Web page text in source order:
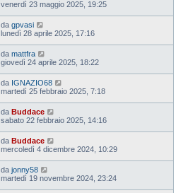
venerdì 23 maggio 2025, 19:25
da gpvasi
lunedì 28 aprile 2025, 17:16
da mattfra
giovedì 24 aprile 2025, 18:22
da IGNAZIO68
martedì 25 febbraio 2025, 7:18
da Buddace
sabato 22 febbraio 2025, 14:16
da Buddace
mercoledì 4 dicembre 2024, 10:29
da jonny58
martedì 19 novembre 2024, 23:24